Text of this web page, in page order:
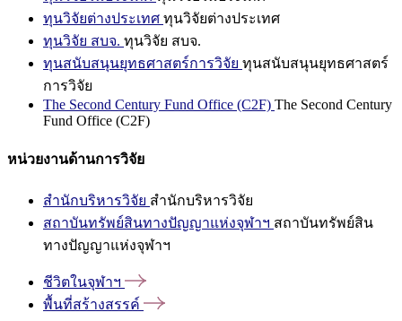
ทุนวิจัยต่างประเทศ ทุนวิจัยต่างประเทศ
ทุนวิจัย สบจ. ทุนวิจัย สบจ.
ทุนสนับสนุนยุทธศาสตร์การวิจัย ทุนสนับสนุนยุทธศาสตร์
การวิจัย
The Second Century Fund Office (C2F) The Second Century
Fund Office (C2F)
หน่วยงานด้านการวิจัย
สำนักบริหารวิจัย สำนักบริหารวิจัย
สถาบันทรัพย์สินทางปัญญาแห่งจุฬาฯ สถาบันทรัพย์สิน
ทางปัญญาแห่งจุฬาฯ
ชีวิตในจุฬาฯ
พื้นที่สร้างสรรค์